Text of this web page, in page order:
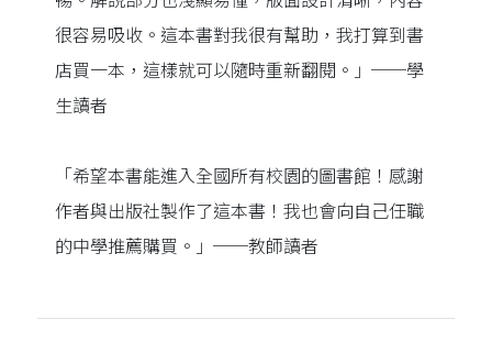
很容易吸收。這本書對我很有幫助，我打算到書
店買一本，這樣就可以隨時重新翻閱。」──學
生讀者
「希望本書能進入全國所有校園的圖書館！感謝
作者與出版社製作了這本書！我也會向自己任職
的中學推薦購買。」──教師讀者